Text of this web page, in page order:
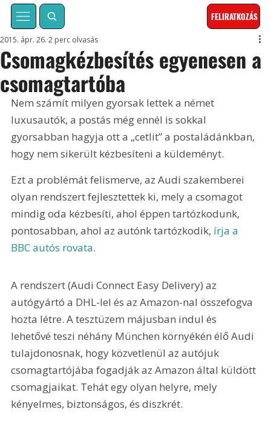
FELIRATKOZÁS
Csomagkézbesítés egyenesen a
csomagtartóba
2015. ápr. 26. 2 perc olvasás
Nem számít milyen gyorsak lettek a német
luxusautók, a postás még ennél is sokkal
gyorsabban hagyja ott a „cetlit” a postaládánkban,
hogy nem sikerült kézbesíteni a küldeményt.
Ezt a problémát felismerve, az Audi szakemberei
olyan rendszert fejlesztettek ki, mely a csomagot
mindig oda kézbesíti, ahol éppen tartózkodunk,
pontosabban, ahol az autónk tartózkodik, írja a
BBC autós rovata.
A rendszert (Audi Connect Easy Delivery) az
autógyártó a DHL-lel és az Amazon-nal összefogva
hozta létre. A tesztüzem májusban indul és
lehetővé teszi néhány München környékén élő Audi
tulajdonosnak, hogy közvetlenül az autójuk
csomagtartójába fogadják az Amazon által küldött
csomagjaikat. Tehát egy olyan helyre, mely
kényelmes, biztonságos, és diszkrét.